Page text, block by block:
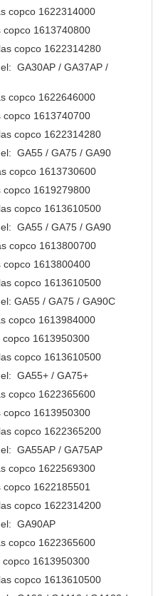
copco 1622314000
copco 1613740800
copco 1622314280
GA30AP / GA37AP /
copco 1622646000
copco 1613740700
copco 1622314280
GA55 / GA75 / GA90
copco 1613730600
copco 1619279800
copco 1613610500
GA55 / GA75 / GA90
copco 1613800700
copco 1613800400
copco 1613610500
GA55 / GA75 / GA90C
copco 1613984000
copco 1613950300
copco 1613610500
GA55+ / GA75+
copco 1622365600
copco 1613950300
copco 1622365200
GA55AP / GA75AP
copco 1622569300
copco 1622185501
copco 1622314200
GA90AP
copco 1622365600
copco 1613950300
copco 1613610500